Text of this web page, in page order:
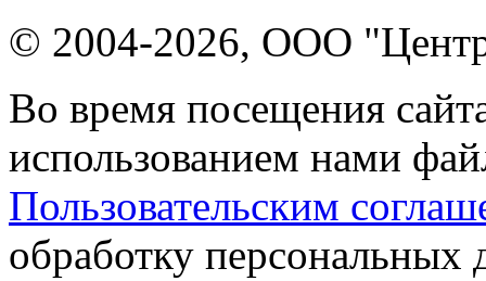
© 2004-2026, ООО "Центр
Во время посещения
использованием нами
Пользовательским
обработку персональных